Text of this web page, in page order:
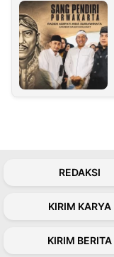
REDAKSI
KIRIM KARYA
KIRIM BERITA